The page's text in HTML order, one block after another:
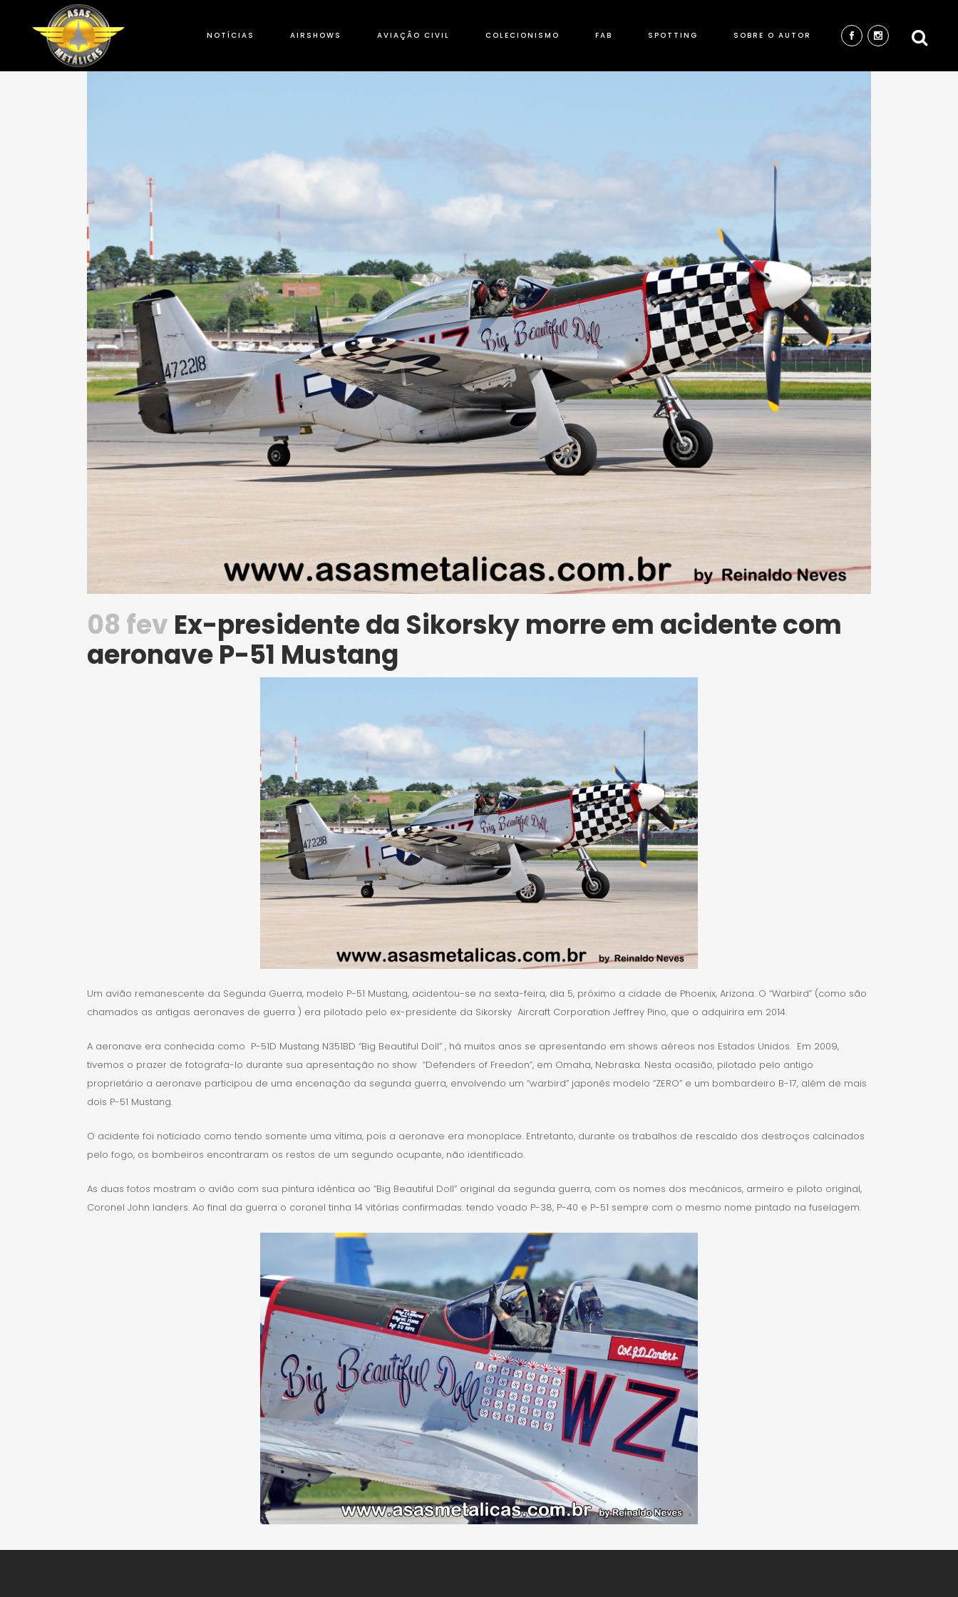
NOTÍCIAS AIRSHOWS AVIAÇÃO CIVIL COLECIONISMO FAB SPOTTING SOBRE O AUTOR
08 fev Ex-presidente da Sikorsky morre em acidente com
aeronave P-51 Mustang
Um avião remanescente da Segunda Guerra, modelo P-51 Mustang, acidentou-se na sexta-feira, dia 5, próximo a cidade de Phoenix, Arizona. O “Warbird” (como são
chamados as antigas aeronaves de guerra ) era pilotado pelo ex-presidente da Sikorsky Aircraft Corporation Jeffrey Pino, que o adquirira em 2014.
A aeronave era conhecida como P-51D Mustang N351BD “Big Beautiful Doll” , há muitos anos se apresentando em shows aéreos nos Estados Unidos. Em 2009,
tivemos o prazer de fotografa-lo durante sua apresentação no show “Defenders of Freedon”, em Omaha, Nebraska. Nesta ocasião, pilotado pelo antigo
proprietário a aeronave participou de uma encenação da segunda guerra, envolvendo um “warbird” japonês modelo “ZERO” e um bombardeiro B-17, além de mais
dois P-51 Mustang.
O acidente foi noticiado como tendo somente uma vítima, pois a aeronave era monoplace. Entretanto, durante os trabalhos de rescaldo dos destroços calcinados
pelo fogo, os bombeiros encontraram os restos de um segundo ocupante, não identificado.
As duas fotos mostram o avião com sua pintura idêntica ao “Big Beautiful Doll” original da segunda guerra, com os nomes dos mecânicos, armeiro e piloto original,
Coronel John landers. Ao final da guerra o coronel tinha 14 vitórias confirmadas. tendo voado P-38, P-40 e P-51 sempre com o mesmo nome pintado na fuselagem.